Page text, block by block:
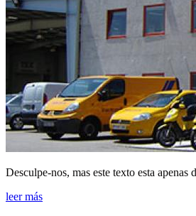
Desculpe-nos, mas este texto esta apenas
leer más